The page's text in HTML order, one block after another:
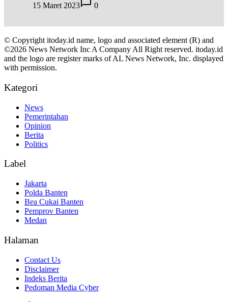
15 Maret 2023
0
© Copyright itoday.id name, logo and associated element (R) and
©2026 News Network Inc A Company All Right reserved. itoday.id
and the logo are register marks of AL News Network, Inc. displayed
with permission.
Kategori
News
Pemerintahan
Opinion
Berita
Politics
Label
Jakarta
Polda Banten
Bea Cukai Banten
Pemprov Banten
Medan
Halaman
Contact Us
Disclaimer
Indeks Berita
Pedoman Media Cyber